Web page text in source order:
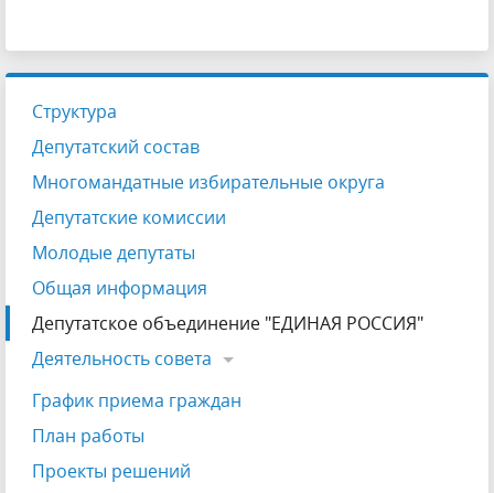
Структура
Депутатский состав
Многомандатные избирательные округа
Депутатские комиссии
Молодые депутаты
Общая информация
Депутатское объединение "ЕДИНАЯ РОССИЯ"
Деятельность совета
График приема граждан
План работы
Проекты решений